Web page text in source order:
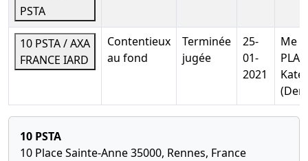
Servigné, 35000 RENNES
Mentions :Numero de l'inscription au greffe :
011600657 La présente inscription est prise contre 10
PSTA Date de décision 17/08/2016
PSTA
10 PSTA / AXA
FRANCE IARD
Contentieux
au fond
Terminée
jugée
25-
01-
2021
Me
10 PSTA
10 Place Sainte-Anne 35000, Rennes, France